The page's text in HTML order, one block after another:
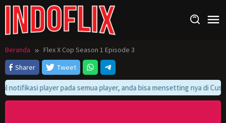
Loncat
konten
Beranda
Flex X Cop Season 1 Episode 3
Sharer
Tweet
notifikasi player pada semua player, anda bisa mensetting nya di